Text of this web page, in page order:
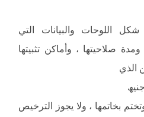
شكل اللوحات والبیانات التي
صلاحیتھا ، وأماكن تثبیتھا
الذي
بخاتمھا ، ولا یجوز الترخیص